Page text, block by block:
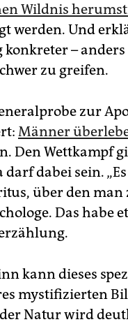
Wildnis
werden. Und
–
zu greifen.
zur
Männer
Den Wettkampf
darf dabei sein.
über den man
Das habe
kann dieses
mystifizierten
Natur wird